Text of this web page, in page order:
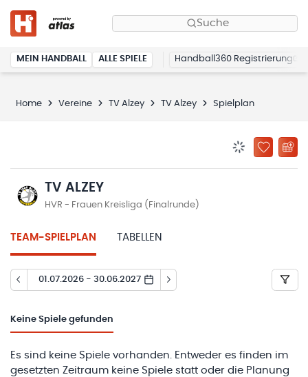
Suche
MEIN HANDBALL ALLE SPIELE Handball360 Registrierung
Home Vereine TV Alzey TV Alzey Spielplan
ZU
TV ALZEY
HVR - Frauen Kreisliga (Finalrunde)
TEAM-SPIELPLAN TABELLEN
01.07.2026 - 30.06.2027
Keine Spiele gefunden
Es sind keine Spiele vorhanden. Entweder es finden im
gesetzten Zeitraum keine Spiele statt oder die Planung